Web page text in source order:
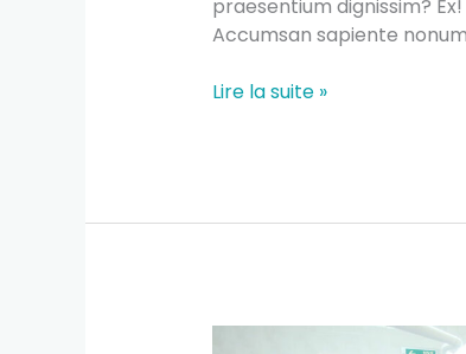
praesentium dignissim?
Accumsan sapiente
Lire la suite »